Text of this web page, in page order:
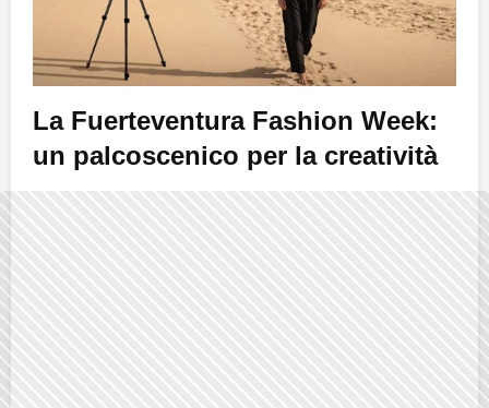
La Fuerteventura Fashion Week:
un palcoscenico per la creatività